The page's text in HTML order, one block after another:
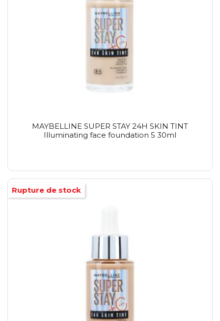
MAYBELLINE SUPER STAY 24H SKIN TINT
Illuminating face foundation 5 30ml
Rupture de stock